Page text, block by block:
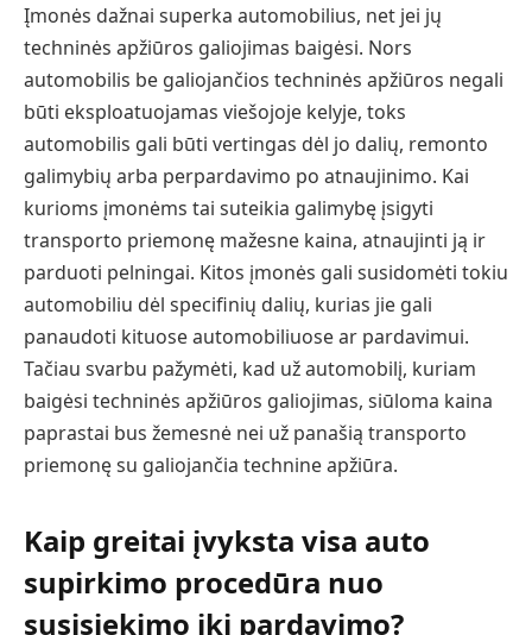
Įmonės dažnai superka automobilius, net jei jų
techninės apžiūros galiojimas baigėsi. Nors
automobilis be galiojančios techninės apžiūros negali
būti eksploatuojamas viešojoje kelyje, toks
automobilis gali būti vertingas dėl jo dalių, remonto
galimybių arba perpardavimo po atnaujinimo. Kai
kurioms įmonėms tai suteikia galimybę įsigyti
transporto priemonę mažesne kaina, atnaujinti ją ir
parduoti pelningai. Kitos įmonės gali susidomėti tokiu
automobiliu dėl specifinių dalių, kurias jie gali
panaudoti kituose automobiliuose ar pardavimui.
Tačiau svarbu pažymėti, kad už automobilį, kuriam
baigėsi techninės apžiūros galiojimas, siūloma kaina
paprastai bus žemesnė nei už panašią transporto
priemonę su galiojančia technine apžiūra.
Kaip greitai įvyksta visa auto
supirkimo procedūra nuo
susisiekimo iki pardavimo?